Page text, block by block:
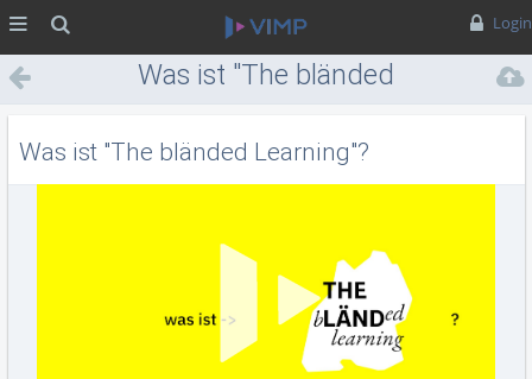
Login
Was ist "The bländed
Learning"?
Was ist "The bländed Learning"?